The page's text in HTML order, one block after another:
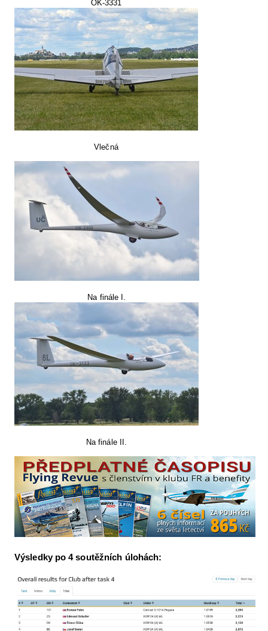
OK-3331
Vlečná
Na finále I.
Na finále II.
Výsledky po 4 soutěžních úlohách: